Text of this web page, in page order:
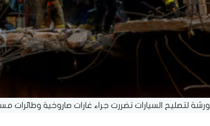
ورشة لتصليح السيارات تضررت جراء غارات صاروخية وطائرات